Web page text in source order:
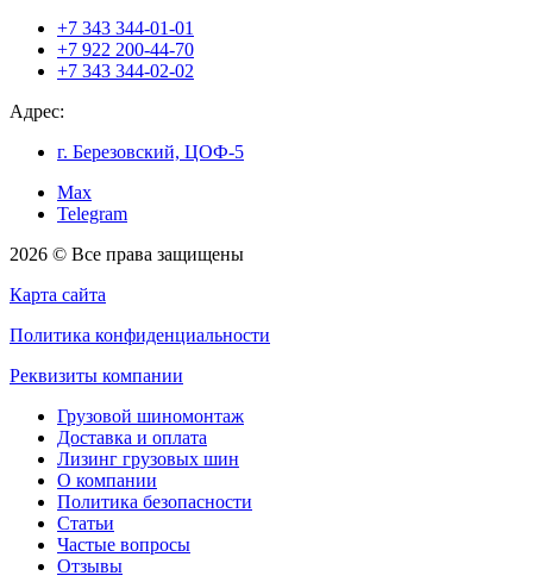
+7 343 344-01-01
+7 922 200-44-70
+7 343 344-02-02
Адрес:
г. Березовский, ЦОФ-5
Max
Telegram
2026 © Все права защищены
Карта сайта
Политика конфиденциальности
Реквизиты компании
Грузовой шиномонтаж
Доставка и оплата
Лизинг грузовых шин
О компании
Политика безопасности
Статьи
Частые вопросы
Отзывы